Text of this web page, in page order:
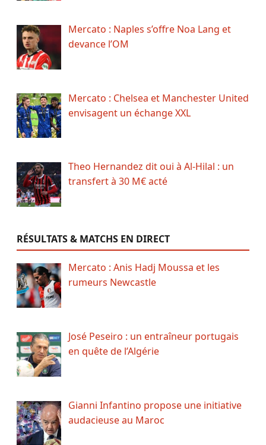
Mercato : Naples s’offre Noa Lang et
devance l’OM
Mercato : Chelsea et Manchester United
envisagent un échange XXL
Theo Hernandez dit oui à Al-Hilal : un
transfert à 30 M€ acté
RÉSULTATS & MATCHS EN DIRECT
Mercato : Anis Hadj Moussa et les
rumeurs Newcastle
José Peseiro : un entraîneur portugais
en quête de l’Algérie
Gianni Infantino propose une initiative
audacieuse au Maroc